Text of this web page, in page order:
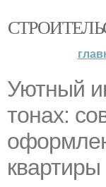
Уютный
тонах:
квартиры